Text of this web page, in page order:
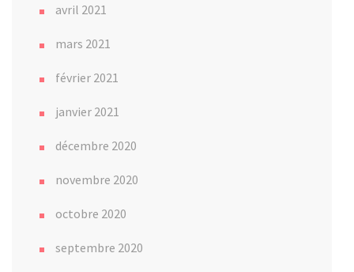
avril 2021
mars 2021
février 2021
janvier 2021
décembre 2020
novembre 2020
octobre 2020
septembre 2020